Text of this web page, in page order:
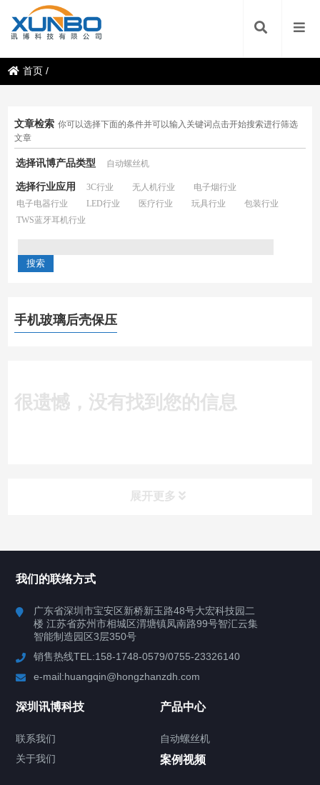
首页 /
文章检索 你可以选择下面的条件并可以输入关键词点击开始搜索进行筛选
文章
选择讯博产品类型 自动螺丝机
选择行业应用 3C行业 无人机行业
电子烟行业
电子电器行业
LED行业 医疗行业 玩具行业
包装行业
TWS蓝牙耳机行业
手机玻璃后壳保压
很遗憾，没有找到您的信息
展开更多
行业案例
联系我们
关于我们
我们的联络方式
广东省深圳市宝安区新桥新玉路48号大宏科技园二
楼 江苏省苏州市相城区渭塘镇凤南路99号智汇云集
智能制造园区3层350号
销售热线TEL:158-1748-0579/0755-23326140
e-mail:huangqin@hongzhanzdh.com
深圳讯博科技
联系我们
关于我们
产品中心
自动螺丝机
案例视频